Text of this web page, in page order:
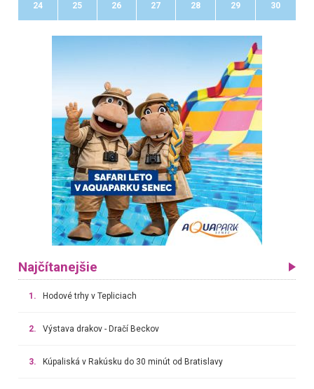
24 25 26 27 28 29 30
Najčítanejšie
1. Hodové trhy v Tepliciach
2. Výstava drakov - Dračí Beckov
3. Kúpaliská v Rakúsku do 30 minút od Bratislavy